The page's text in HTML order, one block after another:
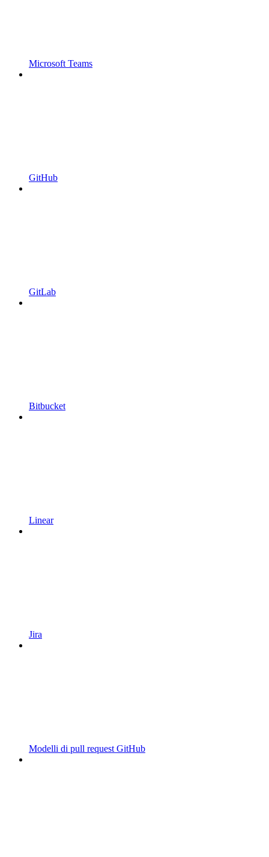
Microsoft Teams
GitHub
GitLab
Bitbucket
Linear
Jira
Modelli di pull request GitHub